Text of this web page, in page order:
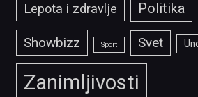
Lepota i zdravlje Politika
Showbizz Sport Svet
Zanimljivosti